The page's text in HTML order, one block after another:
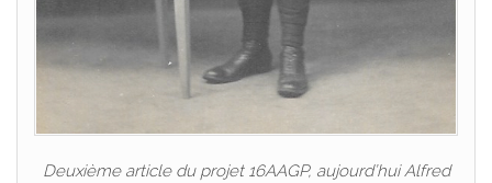
Deuxième article du projet 16AAGP, aujourd’hui Alfred